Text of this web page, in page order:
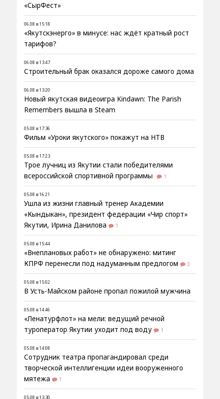
«СырФест»
06.08 в 15:18
«Якутскэнерго» в минусе: нас ждёт кратный рост
тарифов?
06.08 в 13:47
Строительный брак оказался дороже самого дома
06.08 в 13:20
Новый якутская видеоигра Kindawn: The Parish
Remembers вышла в Steam
05.08 в 17:36
Фильм «Уроки якутского» покажут на НТВ
05.08 в 17:23
Трое лучниц из Якутии стали победителями
всероссийской спортивной программы
1
05.08 в 16:21
Ушла из жизни главный тренер Академии
«Кындыкан», президент федерации «Чир спорт»
Якутии, Ирина Данилова
1
05.08 в 15:44
«Внеплановых работ» не обнаружено: митинг
КПРФ перенесли под надуманным предлогом
3
05.08 в 15:02
В Усть-Майском районе пропал пожилой мужчина
05.08 в 14:46
«Ленатурфлот» на мели: ведущий речной
туроператор Якутии уходит под воду
1
05.08 в 14:08
Сотрудник театра пропагандировал среди
творческой интеллигенции идеи вооруженного
мятежа
1
05.08 в 13:30